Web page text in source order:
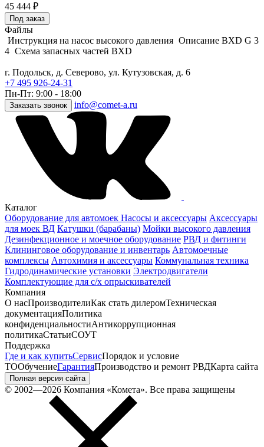
45 444 ₽
Под заказ
Файлы
Инструкция на насос высокого давления Описание BXD G 3
4 Схема запасных частей BXD
г. Подольск, д. Северово, ул. Кутузовская, д. 6
+7 495 926-24-31
Пн-Пт: 9:00 - 18:00
Заказать звонок info@comet-a.ru
Каталог
Оборудование для автомоек Насосы и аксессуары Аксессуары
для моек ВД Катушки (барабаны) Мойки высокого давления
Дезинфекционное и моечное оборудование РВД и фитинги
Клининговое оборудование и инвентарь Автомоечные
комплексы Автохимия и аксессуары Коммунальная техника
Гидродинамические установки Электродвигатели
Комплектующие для с/х опрыскивателей
Компания
О насПроизводителиКак стать дилеромТехническая
документацияПолитика
конфиденциальностиАнтикоррупционная
политикаСтатьиСОУТ
Поддержка
Где и как купитьСервисПорядок и условие
ТООбучениеГарантияПроизводство и ремонт РВДКарта сайта
Полная версия сайта
© 2002—2026 Компания «Комета». Все права защищены